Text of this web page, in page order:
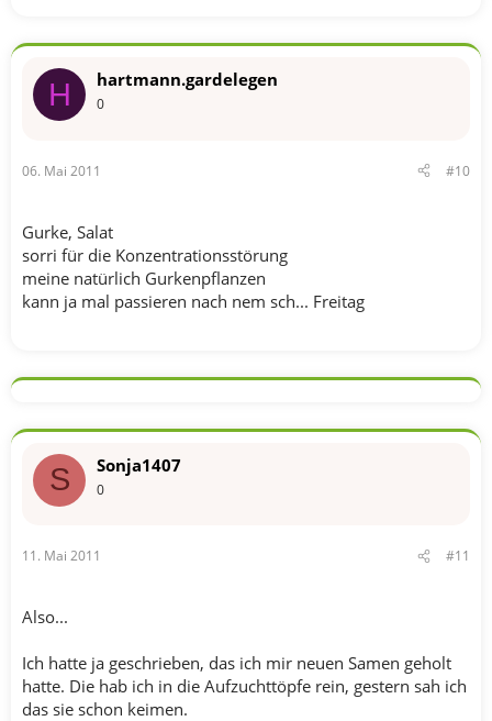
H hartmann.gardelegen
0
06. Mai 2011 #10
Gurke, Salat
sorri für die Konzentrationsstörung
meine natürlich Gurkenpflanzen
kann ja mal passieren nach nem sch... Freitag
S Sonja1407
0
11. Mai 2011 #11
Also...
Ich hatte ja geschrieben, das ich mir neuen Samen geholt
hatte. Die hab ich in die Aufzuchttöpfe rein, gestern sah ich
das sie schon keimen.